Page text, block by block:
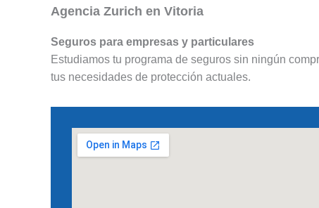
Agencia Zurich en Vitoria
Seguros para empresas y particulares
Estudiamos tu programa de seguros sin ningún
tus necesidades de protección actuales.